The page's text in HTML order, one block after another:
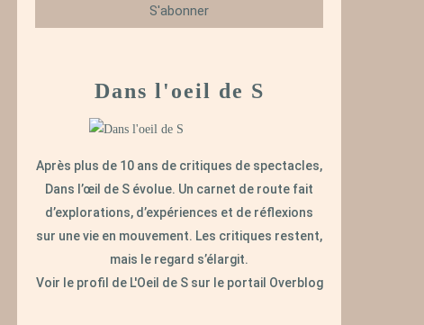
Dans l'oeil de S
Après plus de 10 ans de critiques de spectacles,
Dans l’œil de S évolue. Un carnet de route fait
d’explorations, d’expériences et de réflexions
sur une vie en mouvement. Les critiques restent,
mais le regard s’élargit.
Voir le profil de L'Oeil de Ssur le portail Overblog